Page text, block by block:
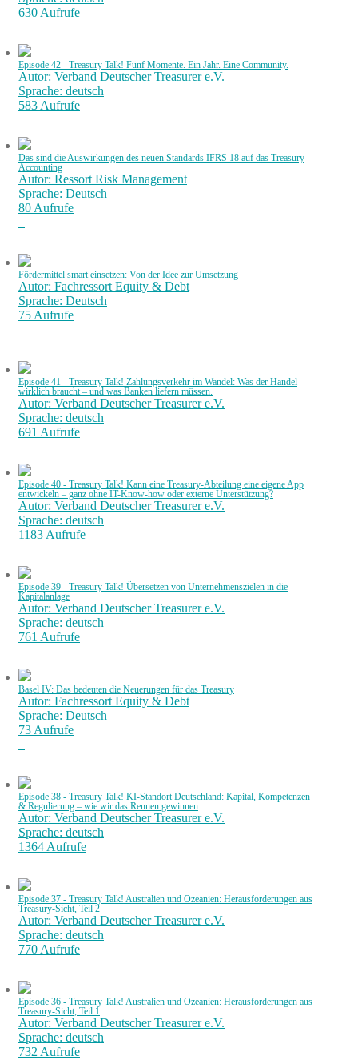
630 Aufrufe
Episode 42 - Treasury Talk! Fünf Momente. Ein Jahr. Eine Community.
Autor: Verband Deutscher Treasurer e.V.
Sprache: deutsch
583 Aufrufe
Das sind die Auswirkungen des neuen Standards IFRS 18 auf das Treasury
Accounting
Autor: Ressort Risk Management
Sprache: Deutsch
80 Aufrufe
Fördermittel smart einsetzen: Von der Idee zur Umsetzung
Autor: Fachressort Equity & Debt
Sprache: Deutsch
75 Aufrufe
Episode 41 - Treasury Talk! Zahlungsverkehr im Wandel: Was der Handel
wirklich braucht – und was Banken liefern müssen.
Autor: Verband Deutscher Treasurer e.V.
Sprache: deutsch
691 Aufrufe
Episode 40 - Treasury Talk! Kann eine Treasury-Abteilung eine eigene App
entwickeln – ganz ohne IT-Know-how oder externe Unterstützung?
Autor: Verband Deutscher Treasurer e.V.
Sprache: deutsch
1183 Aufrufe
Episode 39 - Treasury Talk! Übersetzen von Unternehmenszielen in die
Kapitalanlage
Autor: Verband Deutscher Treasurer e.V.
Sprache: deutsch
761 Aufrufe
Basel IV: Das bedeuten die Neuerungen für das Treasury
Autor: Fachressort Equity & Debt
Sprache: Deutsch
73 Aufrufe
Episode 38 - Treasury Talk! KI-Standort Deutschland: Kapital, Kompetenzen
& Regulierung – wie wir das Rennen gewinnen
Autor: Verband Deutscher Treasurer e.V.
Sprache: deutsch
1364 Aufrufe
Episode 37 - Treasury Talk! Australien und Ozeanien: Herausforderungen aus
Treasury-Sicht, Teil 2
Autor: Verband Deutscher Treasurer e.V.
Sprache: deutsch
770 Aufrufe
Episode 36 - Treasury Talk! Australien und Ozeanien: Herausforderungen aus
Treasury-Sicht, Teil 1
Autor: Verband Deutscher Treasurer e.V.
Sprache: deutsch
732 Aufrufe